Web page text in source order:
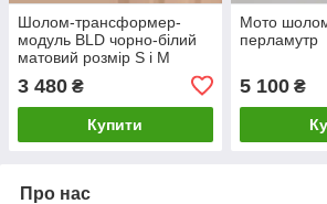
Шолом-трансформер-
модуль BLD чорно-білий
матовий розмір S і M
3 480 ₴
Купити
Мото
перламутр
5 100₴
Про нас